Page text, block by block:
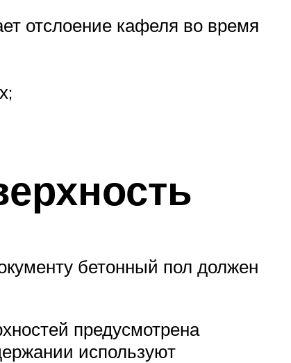
отслоение кафеля во время
бетонный пол должен
предусмотрена
используют